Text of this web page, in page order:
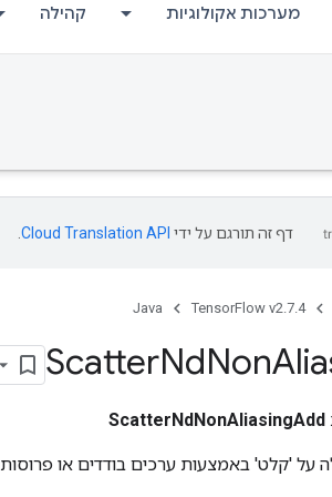
מערכות אקולוגיות קהילה
דף זה תורגם על ידי Cloud Translation API
TensorFlow v2.7.4
Java
ScatterNdNon
ScatterNdNonAliasingAdd
על 'קלט' באמצעות ערכים בודדים או פרוסות